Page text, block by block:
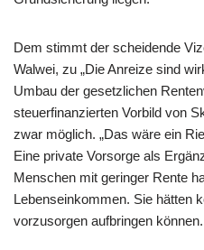
Dem stimmt der scheidende
Walwei, zu „Die Anreize sind
Umbau der gesetzlichen
steuerfinanzierten Vorbild von
zwar möglich. „Das wäre ein
Eine private Vorsorge als
Menschen mit geringer Rente
Lebenseinkommen. Sie hätten
vorzusorgen aufbringen können.